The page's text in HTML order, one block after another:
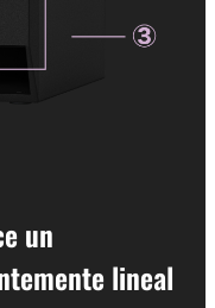
un
lineal